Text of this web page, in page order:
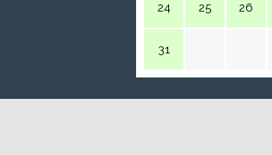
24 25 26
31